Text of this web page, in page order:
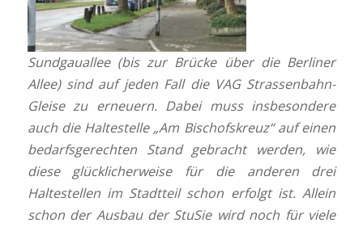
Sundgauallee (bis zur Brücke über die Berliner
Allee) sind auf jeden Fall die VAG Strassenbahn-
Gleise zu erneuern. Dabei muss insbesondere
auch die Haltestelle „Am Bischofskreuz“ auf einen
bedarfsgerechten Stand gebracht werden, wie
diese glücklicherweise für die anderen drei
Haltestellen im Stadtteil schon erfolgt ist. Allein
schon der Ausbau der StuSie wird noch für viele